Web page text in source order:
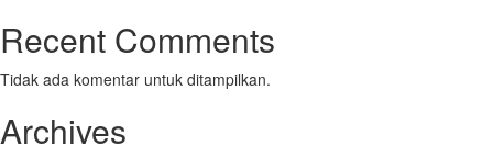
Recent Comments
Tidak ada komentar untuk ditampilkan.
Archives